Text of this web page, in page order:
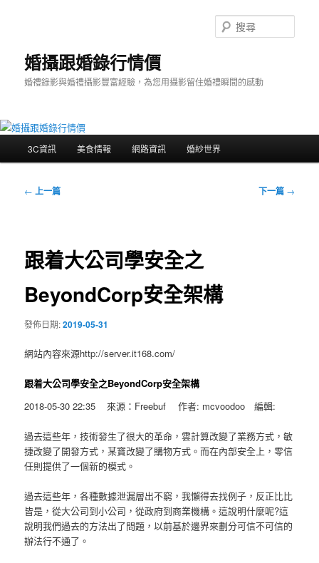
婚攝跟婚錄行情價
婚禮錄影與婚禮攝影豐富經驗，為您用攝影留住婚禮瞬間的感動
尋
3C資訊 美食情報 網路資訊 婚紗世界
文
← 上一篇 下一篇 →
跟着大公司學安全之
BeyondCorp安全架構
發佈日期:2019-05-31
網站內容來源http://server.it168.com/
跟着大公司學安全之BeyondCorp安全架構
2018-05-30 22:35 來源：Freebuf 作者: mcvoodoo 編輯:
過去這些年，技術發生了很大的革命，雲計算改變了業務方式，敏
捷改變了開發方式，某寶改變了購物方式。而在內部安全上，零信
任則提供了一個新的模式。
過去這些年，各種數據泄漏層出不窮，我懶得去找例子，反正比比
皆是，從大公司到小公司，從政府到商業機構。這說明什麼呢?這
說明我們過去的方法出了問題，以前基於邊界來劃分可信不可信的
辦法行不通了。